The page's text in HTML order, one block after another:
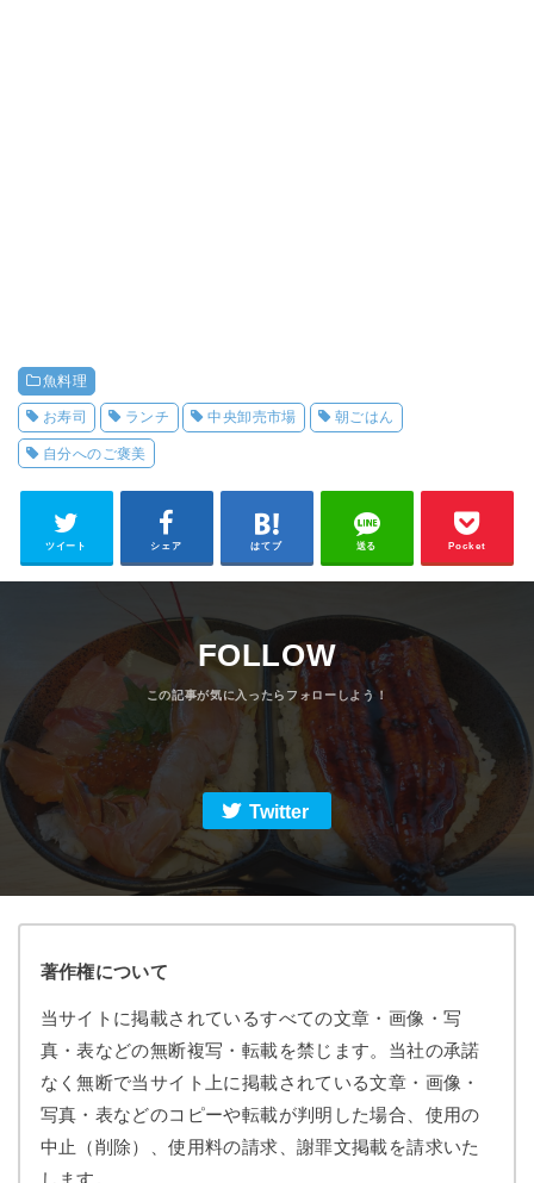
魚料理
お寿司 ランチ 中央卸売市場 朝ごはん
自分へのご褒美
ツイート シェア はてブ 送る Pocket
FOLLOW
Twitter
著作権について
当サイトに掲載されているすべての文章・画像・写
真・表などの無断複写・転載を禁じます。当社の承諾
なく無断で当サイト上に掲載されている文章・画像・
写真・表などのコピーや転載が判明した場合、使用の
中止（削除）、使用料の請求、謝罪文掲載を請求いた